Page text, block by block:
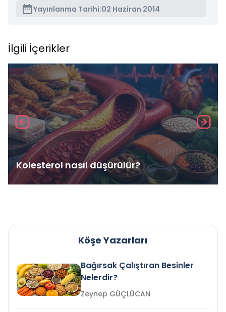
Yayınlanma Tarihi:02 Haziran 2014
İlgili İçerikler
Kolesterol nasıl düşürülür?
Köşe Yazarları
Bağırsak Çalıştıran Besinler
Nelerdir?
Zeynep GÜÇLÜCAN